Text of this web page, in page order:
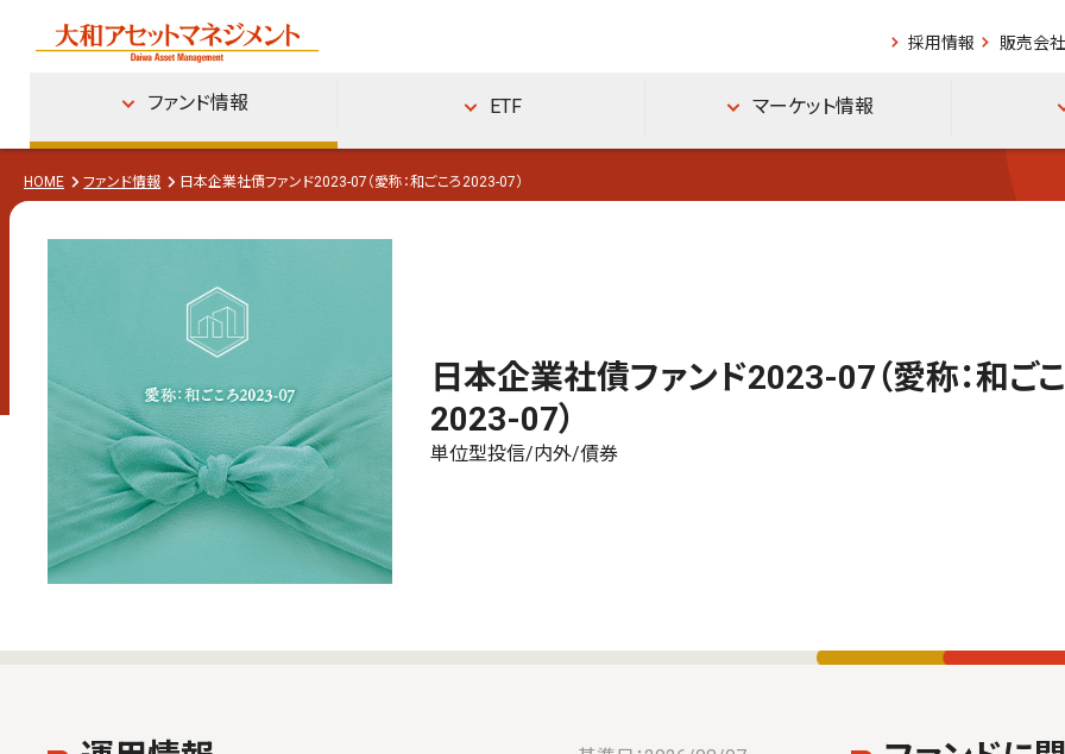
採用情報 販売会
ファンド情報 ETF マーケット情報
HOME ファンド情報 日本企業社債ファンド2023-07（愛称：和ごころ2023-07）
日本企業社債ファンド2023-07（愛称：和ご
2023-07）
単位型投信/内外/債券